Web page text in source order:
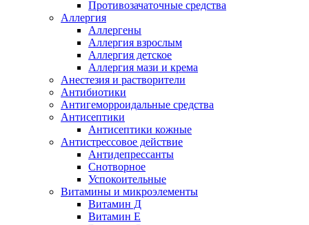
Противозачаточные средства
Аллергия
Аллергены
Аллергия взрослым
Аллергия детское
Аллергия мази и крема
Анестезия и растворители
Антибиотики
Антигеморроидальные средства
Антисептики
Антисептики кожные
Антистрессовое действие
Антидепрессанты
Снотворное
Успокоительные
Витамины и микроэлементы
Витамин Д
Витамин Е